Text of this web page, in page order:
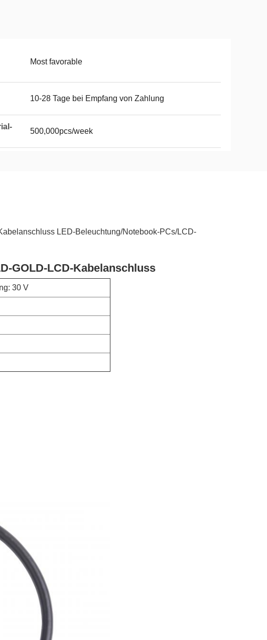
Most favorable
10-28 Tage bei Empfang von Zahlung
500,000pcs/week
LED-Beleuchtung/Notebook-PCs/LCD-
GOLD-LCD-Kabelanschluss
30 V